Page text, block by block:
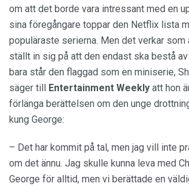
om att det borde vara intressant med en
sina föregångare toppar den Netflix lista
populäraste serierna. Men det verkar som
ställt in sig på att den endast ska bestå
bara står den flaggad som en miniserie,
säger till Entertainment Weekly att hon
förlänga berättelsen om den unge
kung George:
– Det har kommit på tal, men jag vill inte
om det ännu. Jag skulle kunna leva med
George för alltid, men vi berättade en